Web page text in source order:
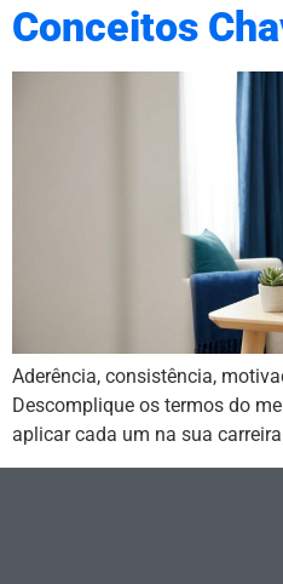
Conceitos
Aderência, consistência,
Descomplique os termos do
aplicar cada um na sua